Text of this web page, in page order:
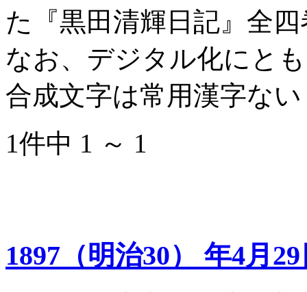
た『黒田清輝日記』全
なお、デジタル化にと
合成文字は常用漢字な
1件中 1 ～ 1
1897（明治30） 年4月